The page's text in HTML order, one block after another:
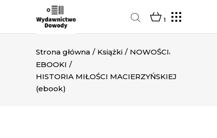
1
Strona główna / Książki / NOWOŚCI,
EBOOKI /
HISTORIA MIŁOŚCI MACIERZYŃSKIEJ
(ebook)